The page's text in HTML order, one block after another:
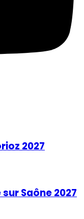
2027
Saône 2027